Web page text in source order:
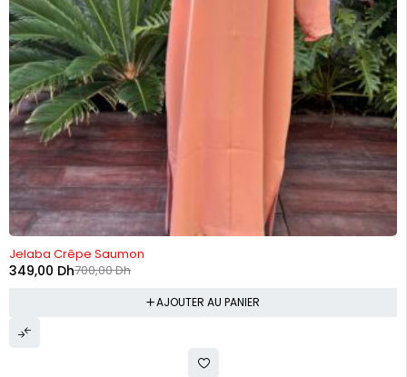
-50%
Jelaba Crêpe Saumon
700,00Dh
349,00 Dh
AJOUTER AU PANIER